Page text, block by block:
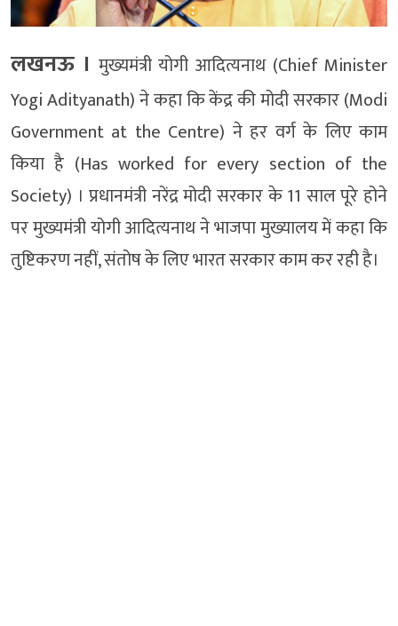
लखनऊ । मुख्यमंत्री योगी आदित्यनाथ (Chief Minister
Yogi Adityanath) ने कहा कि केंद्र की मोदी सरकार (Modi
Government at the Centre) ने हर वर्ग के लिए काम
किया है (Has worked for every section of the
Society) । प्रधानमंत्री नरेंद्र मोदी सरकार के 11 साल पूरे होने
पर मुख्यमंत्री योगी आदित्यनाथ ने भाजपा मुख्यालय में कहा कि
तुष्टिकरण नहीं, संतोष के लिए भारत सरकार काम कर रही है।